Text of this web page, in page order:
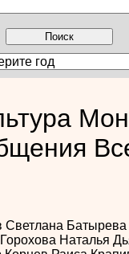
Светлана Батырева
Наталья